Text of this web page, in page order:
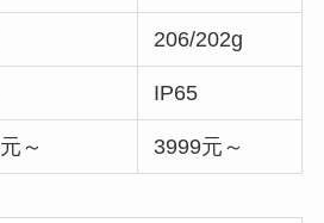
206/202g
IP65
～ 3999元～